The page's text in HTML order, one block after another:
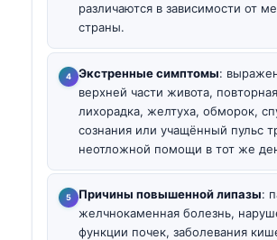
различаются в зависимости от
страны.
Экстренные симптомы:
верхней части живота,
лихорадка, желтуха, обморок,
сознания или учащённый пульс
неотложной помощи в тот же
Причины повышенной липазы:
желчнокаменная болезнь,
функции почек, заболевания